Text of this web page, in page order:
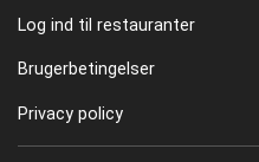
Log ind til restauranter
Brugerbetingelser
Privacy policy